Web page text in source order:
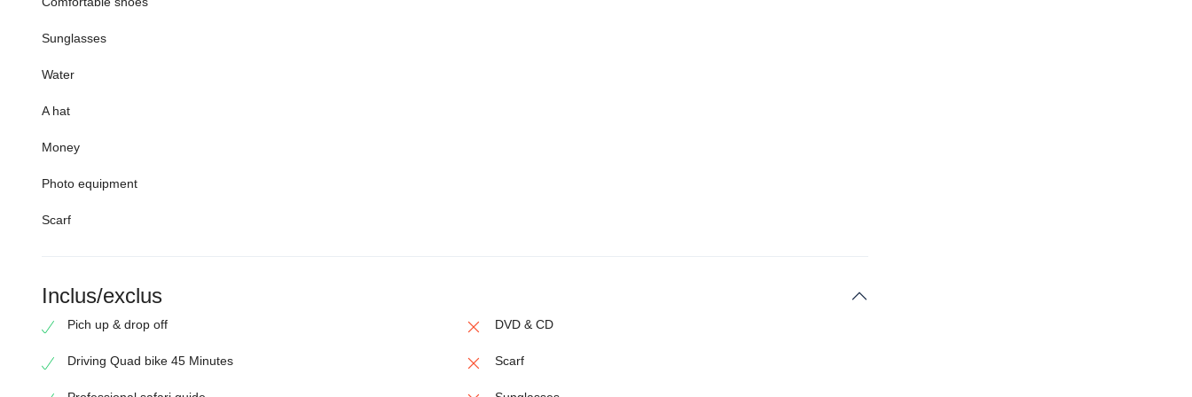
Sunglasses
Water
A hat
Money
Photo equipment
Scarf
Inclus/exclus
Pich up & drop off
Driving Quad bike 45 Minutes
DVD & CD
Scarf